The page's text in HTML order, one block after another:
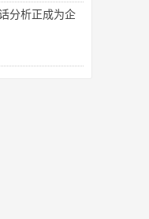
分析正成为企